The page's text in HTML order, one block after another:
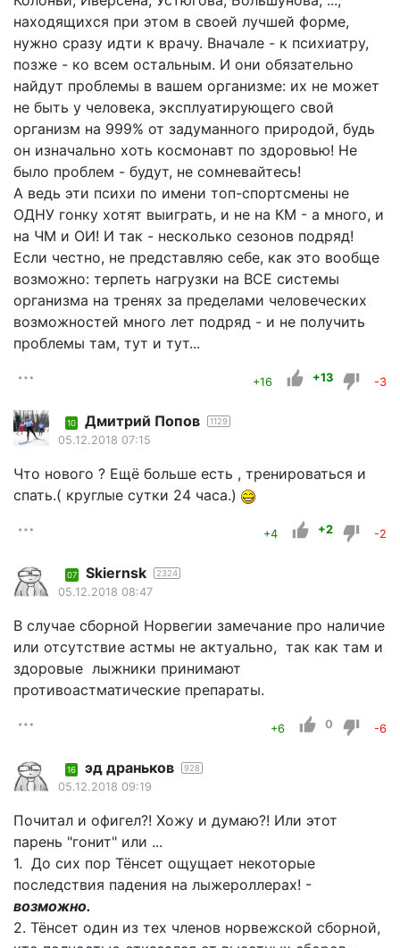
находящихся при этом в своей лучшей форме,
нужно сразу идти к врачу. Вначале - к психиатру,
позже - ко всем остальным. И они обязательно
найдут проблемы в вашем организме: их не может
не быть у человека, эксплуатирующего свой
организм на 999% от задуманного природой, будь
он изначально хоть космонавт по здоровью! Не
было проблем - будут, не сомневайтесь!
А ведь эти психи по имени топ-спортсмены не
ОДНУ гонку хотят выиграть, и не на КМ - а много, и
на ЧМ и ОИ! И так - несколько сезонов подряд!
Если честно, не представляю себе, как это вообще
возможно: терпеть нагрузки на ВСЕ системы
организма на тренях за пределами человеческих
возможностей много лет подряд - и не получить
проблемы там, тут и тут...
+16 +13 -3
10 Дмитрий Попов 1129
05.12.2018 07:15
Что нового ? Ещё больше есть , тренироваться и
спать.( круглые сутки 24 часа.)
+4 +2 -2
07 Skiernsk 2324
05.12.2018 08:47
В случае сборной Норвегии замечание про наличие
или отсутствие астмы не актуально, так как там и
здоровые лыжники принимают
противоастматические препараты.
+6 0 -6
16 эд драньков 928
05.12.2018 09:19
Почитал и офигел?! Хожу и думаю?! Или этот
парень "гонит" или ...
1. До сих пор Тёнсет ощущает некоторые
последствия падения на лыжероллерах! -
возможно.
2. Тёнсет один из тех членов норвежской сборной,